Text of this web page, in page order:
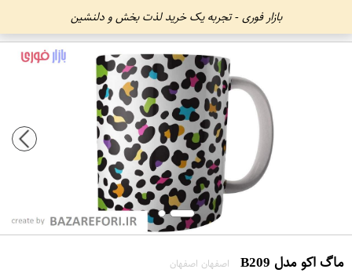
بازار فوری - تجربه یک خرید لذت بخش و دلنشین
ماگ اکو مدل B209 اصفهان اصفهان